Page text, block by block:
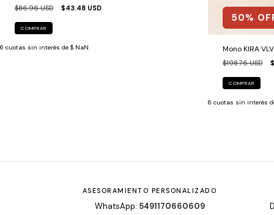
$86.96 USD $43.48 USD
COMPRAR
6 cuotas sin interés de $ NaN
50%
Mono KIRA
$198.76 USD
COMPRAR
6 cuotas sin interés
ASESORAMIENTO PERSONALIZADO
WhatsApp: 5491170660609